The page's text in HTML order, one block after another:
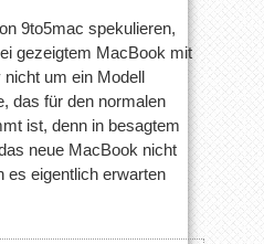
9to5mac spekulieren,
gezeigtem MacBook mit
nicht um ein Modell
das für den normalen
ist, denn in besagtem
neue MacBook nicht
es eigentlich erwarten